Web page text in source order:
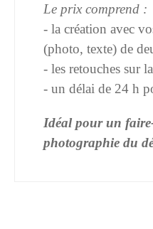
Le prix comprend :
- la création avec
(photo, texte) de
- les retouches sur
- un délai de 24 h
Idéal pour un
photographie du